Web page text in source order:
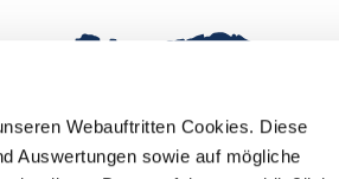
Webauftritten Cookies. Diese
Auswertungen sowie auf mögliche